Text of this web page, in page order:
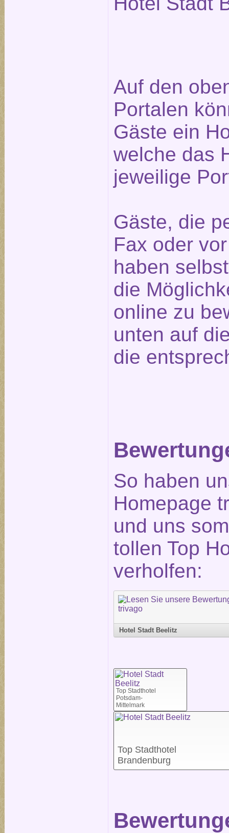
Auf den
Portalen
Gäste ein
welche das
jeweilige
Gäste, die
Fax oder
haben
die
online zu
unten auf
die
So haben
Homepage
und uns
tollen Top
verholfen:
Hotel Stadt Beelitz
Top Stadthotel
Potsdam-
Mittelmark
Top Stadthotel
Brandenburg